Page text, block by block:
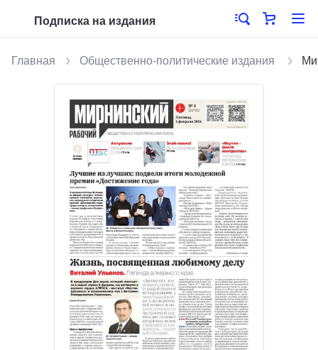
Подписка на издания
Главная Общественно-политические издания